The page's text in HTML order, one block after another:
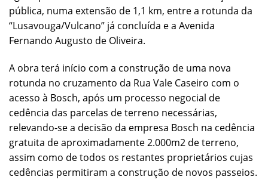
pública, numa extensão de 1,1 km, entre a rotunda da
“Lusavouga/Vulcano” já concluída e a Avenida
Fernando Augusto de Oliveira.
A obra terá início com a construção de uma nova
rotunda no cruzamento da Rua Vale Caseiro com o
acesso à Bosch, após um processo negocial de
cedência das parcelas de terreno necessárias,
relevando-se a decisão da empresa Bosch na cedência
gratuita de aproximadamente 2.000m2 de terreno,
assim como de todos os restantes proprietários cujas
cedências permitiram a construção de novos passeios.